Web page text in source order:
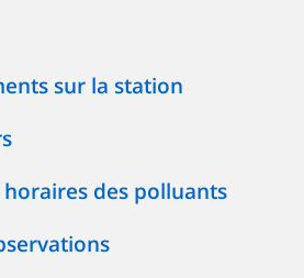
sur la station
des polluants